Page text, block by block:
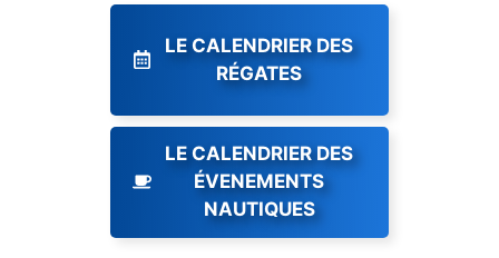
LE CALENDRIER DES
RÉGATES
LE CALENDRIER DES
ÉVENEMENTS
NAUTIQUES